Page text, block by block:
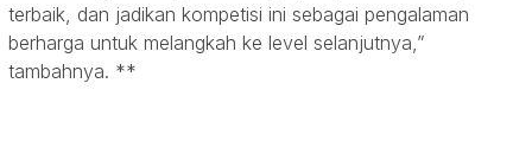
terbaik, dan jadikan kompetisi ini sebagai pengalaman
berharga untuk melangkah ke level selanjutnya,”
tambahnya. **